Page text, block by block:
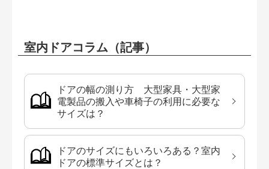
室内ドアコラム（記事）
ドアの幅の測り方 大型家具・大型家
電製品の搬入や車椅子の利用に必要な
サイズは？
ドアのサイズにもいろいろある？室内
ドアの標準サイズとは？